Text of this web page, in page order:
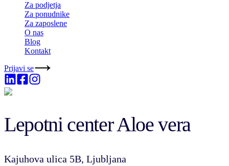
Za podjetja
Za ponudnike
Za zaposlene
O nas
Blog
Kontakt
Prijavi se
Lepotni center Aloe vera
Kajuhova ulica 5B, Ljubljana